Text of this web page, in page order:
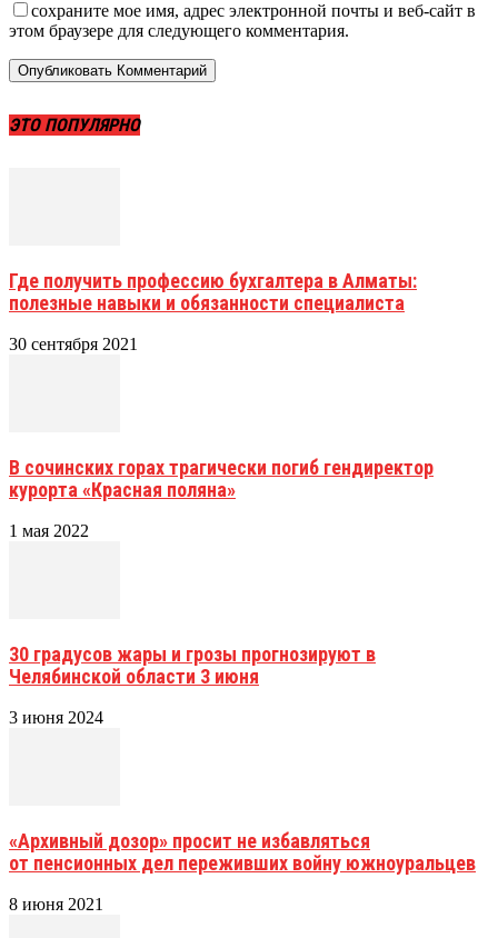
сохраните мое имя, адрес электронной почты и веб-сайт в
этом браузере для следующего комментария.
ЭТО ПОПУЛЯРНО
Где получить профессию бухгалтера в Алматы:
полезные навыки и обязанности специалиста
30 сентября 2021
В сочинских горах трагически погиб гендиректор
курорта «Красная поляна»
1 мая 2022
30 градусов жары и грозы прогнозируют в
Челябинской области 3 июня
3 июня 2024
«Архивный дозор» просит не избавляться
от пенсионных дел переживших войну южноуральцев
8 июня 2021